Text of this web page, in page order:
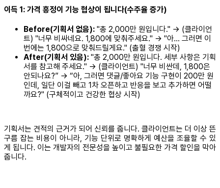
이득 1: 가격 흥정이 기능 협상이 됩니다(수주율 증가)
Before(기획서 없음): "총 2,000만 원입니다." → (클라이언
트) "너무 비싸네요. 1,800에 맞춰주세요." → "아... 그러면 이
번에는 1,800으로 맞춰드릴게요." (출혈 경쟁 시작)
After(기획서 있음): "총 2,000만 원입니다. 세부 사항은 기획
서를 참고해 주세요." → (클라이언트) "너무 비싼데, 1,800은
안되나요?” -> “아, 그러면 댓글/좋아요 기능 구현이 200만 원
인데, 일단 이걸 빼고 1차 오픈하고 반응을 보고 추가하면 어떨
까요?" (구체적이고 건강한 협상 시작)
기획서는 견적의 근거가 되어 신뢰를 줍니다. 클라이언트는 더 이상 뜬
구름 잡는 비용이 아니라, 기능 단위로 명확하게 예산을 조율할 수 있
게 됩니다. 이는 개발자의 전문성을 높이고 불필요한 가격 할인을 막아
줍니다.